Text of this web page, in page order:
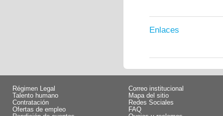
Enlaces
Régimen Legal
Talento humano
Contratación
Ofertas de empleo
Correo institucional
Mapa del sitio
Redes Sociales
FAQ